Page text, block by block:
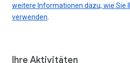
weitere Informationen dazu, wie Sie
verwenden.
Ihre Aktivitäten